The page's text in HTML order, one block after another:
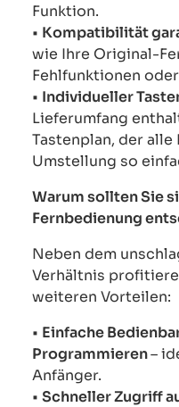
Funktion.
• Kompatibilität
wie Ihre Original-
Fehlfunktionen
• Individueller
Lieferumfang
Tastenplan, der
Umstellung so
Warum sollten Sie
Fernbedienung
Neben dem
Verhältnis
weiteren Vorteilen:
• Einfache
Programmieren–
Anfänger.
• Schneller Zugriff